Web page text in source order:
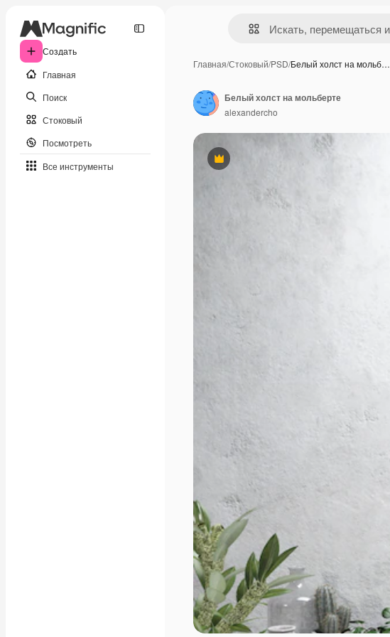
Создать
Главная
Поиск
Стоковый
Посмотреть
Все инструменты
Главная/Стоковый/PSD/Белый холст на мольб…
Премиум
Белый холст на мольберте
alexandercho